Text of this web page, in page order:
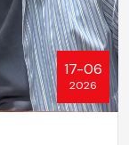
17-06
2026